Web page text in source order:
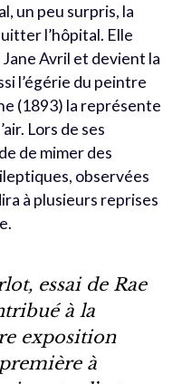
un peu surpris, la
l’hôpital. Elle
Avril et devient la
l’égérie du peintre
(1893) la représente
Lors de ses
de mimer des
observées
à plusieurs reprises
essai de Rae
à la
exposition
à